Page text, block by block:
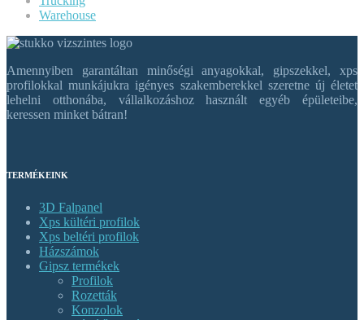
Warehouse
Amennyiben garantáltan minőségi anyagokkal, gipszekkel, xps
profilokkal munkájukra igényes szakemberekkel szeretne új életet
lehelni otthonába, vállalkozáshoz használt egyéb épületeibe,
keressen minket bátran!
TERMÉKEINK
3D Falpanel
Xps kültéri profilok
Xps beltéri profilok
Házszámok
Gipsz termékek
Profilok
Rozetták
Konzolok